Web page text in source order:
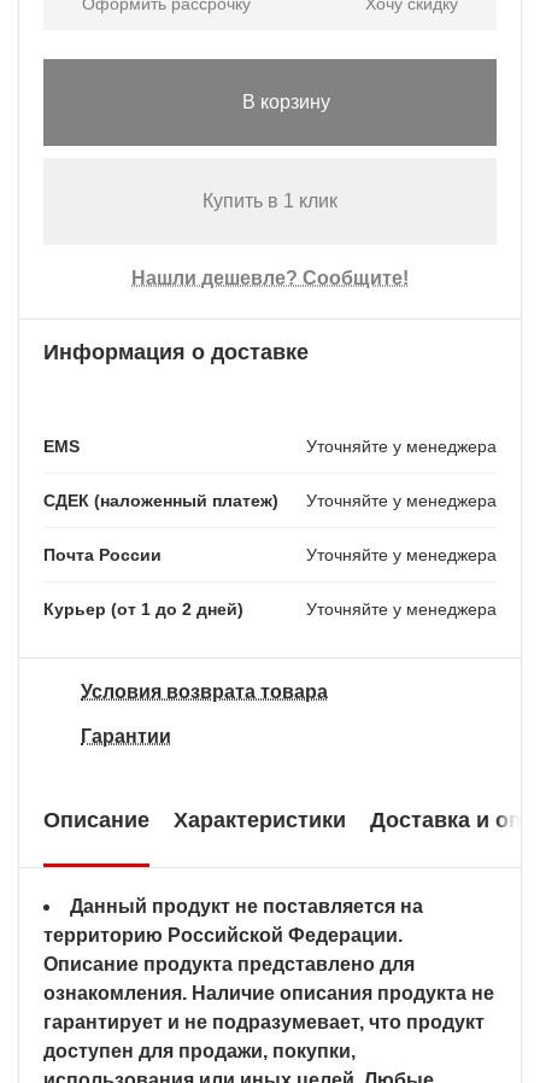
В корзину
Купить в 1 клик
Нашли дешевле? Сообщите!
Информация о доставке
EMS Уточняйте у менеджера
СДЕК (наложенный платеж) Уточняйте у менеджера
Почта России Уточняйте у менеджера
Курьер (от 1 до 2 дней) Уточняйте у менеджера
Условия возврата товара
Гарантии
Описание Характеристики Доставка и
Данный продукт не поставляется на
территорию Российской Федерации.
Описание продукта представлено для
ознакомления. Наличие описания продукта не
гарантирует и не подразумевает, что продукт
доступен для продажи, покупки,